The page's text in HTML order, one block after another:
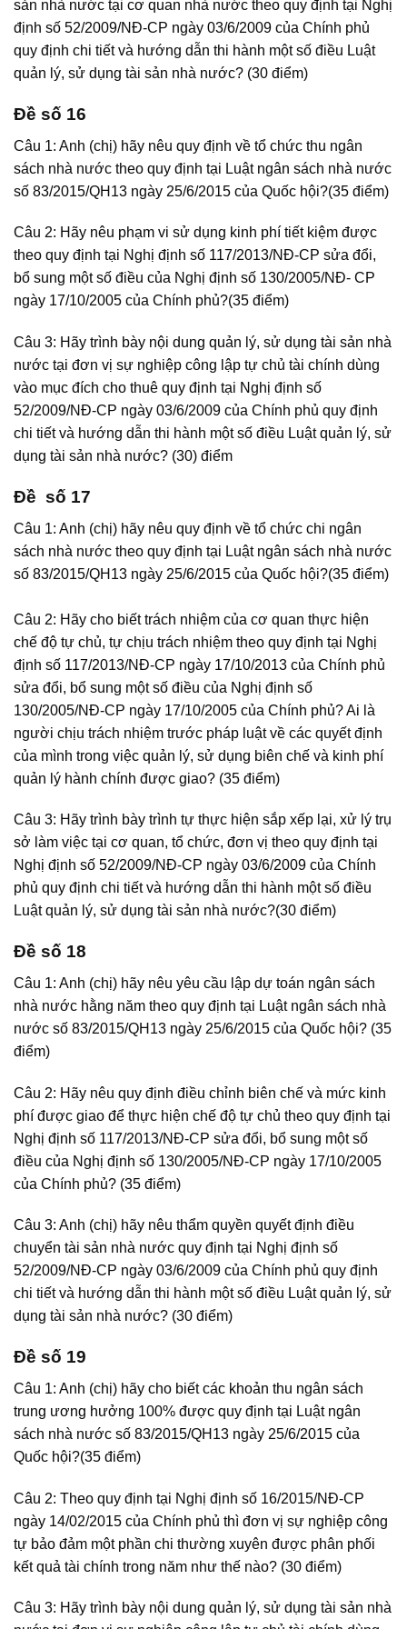
sản nhà nước tại cơ quan nhà nước theo quy định tại Nghị
định số 52/2009/NĐ-CP ngày 03/6/2009 của Chính phủ
quy định chi tiết và hướng dẫn thi hành một số điều Luật
quản lý, sử dụng tài sản nhà nước? (30 điểm)
Đề số 16
Câu 1: Anh (chị) hãy nêu quy định về tổ chức thu ngân
sách nhà nước theo quy định tại Luật ngân sách nhà nước
số 83/2015/QH13 ngày 25/6/2015 của Quốc hội?(35 điểm)
Câu 2: Hãy nêu phạm vi sử dụng kinh phí tiết kiệm được
theo quy định tại Nghị định số 117/2013/NĐ-CP sửa đổi,
bổ sung một số điều của Nghị định số 130/2005/NĐ- CP
ngày 17/10/2005 của Chính phủ?(35 điểm)
Câu 3: Hãy trình bày nội dung quản lý, sử dụng tài sản nhà
nước tại đơn vị sự nghiệp công lập tự chủ tài chính dùng
vào mục đích cho thuê quy định tại Nghị định số
52/2009/NĐ-CP ngày 03/6/2009 của Chính phủ quy định
chi tiết và hướng dẫn thi hành một số điều Luật quản lý, sử
dụng tài sản nhà nước? (30) điểm
Đề số 17
Câu 1: Anh (chị) hãy nêu quy định về tổ chức chi ngân
sách nhà nước theo quy định tại Luật ngân sách nhà nước
số 83/2015/QH13 ngày 25/6/2015 của Quốc hội?(35 điểm)
Câu 2: Hãy cho biết trách nhiệm của cơ quan thực hiện
chế độ tự chủ, tự chịu trách nhiệm theo quy định tại Nghị
định số 117/2013/NĐ-CP ngày 17/10/2013 của Chính phủ
sửa đổi, bổ sung một số điều của Nghị định số
130/2005/NĐ-CP ngày 17/10/2005 của Chính phủ? Ai là
người chịu trách nhiệm trước pháp luật về các quyết định
của mình trong việc quản lý, sử dụng biên chế và kinh phí
quản lý hành chính được giao? (35 điểm)
Câu 3: Hãy trình bày trình tự thực hiện sắp xếp lại, xử lý trụ
sở làm việc tại cơ quan, tổ chức, đơn vị theo quy định tại
Nghị định số 52/2009/NĐ-CP ngày 03/6/2009 của Chính
phủ quy định chi tiết và hướng dẫn thi hành một số điều
Luật quản lý, sử dụng tài sản nhà nước?(30 điểm)
Đề số 18
Câu 1: Anh (chị) hãy nêu yêu cầu lập dự toán ngân sách
nhà nước hằng năm theo quy định tại Luật ngân sách nhà
nước số 83/2015/QH13 ngày 25/6/2015 của Quốc hội? (35
điểm)
Câu 2: Hãy nêu quy định điều chỉnh biên chế và mức kinh
phí được giao để thực hiện chế độ tự chủ theo quy định tại
Nghị định số 117/2013/NĐ-CP sửa đổi, bổ sung một số
điều của Nghị định số 130/2005/NĐ-CP ngày 17/10/2005
của Chính phủ? (35 điểm)
Câu 3: Anh (chị) hãy nêu thẩm quyền quyết định điều
chuyển tài sản nhà nước quy định tại Nghị định số
52/2009/NĐ-CP ngày 03/6/2009 của Chính phủ quy định
chi tiết và hướng dẫn thi hành một số điều Luật quản lý, sử
dụng tài sản nhà nước? (30 điểm)
Đề số 19
Câu 1: Anh (chị) hãy cho biết các khoản thu ngân sách
trung ương hưởng 100% được quy định tại Luật ngân
sách nhà nước số 83/2015/QH13 ngày 25/6/2015 của
Quốc hội?(35 điểm)
Câu 2: Theo quy định tại Nghị định số 16/2015/NĐ-CP
ngày 14/02/2015 của Chính phủ thì đơn vị sự nghiệp công
tự bảo đảm một phần chi thường xuyên được phân phối
kết quả tài chính trong năm như thế nào? (30 điểm)
Câu 3: Hãy trình bày nội dung quản lý, sử dụng tài sản nhà